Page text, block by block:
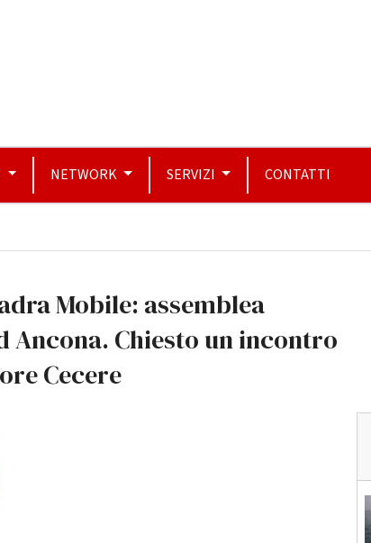
NETWORK SERVIZI CONTATTI
Mobile: assemblea
Ancona. Chiesto un incontro
Cecere